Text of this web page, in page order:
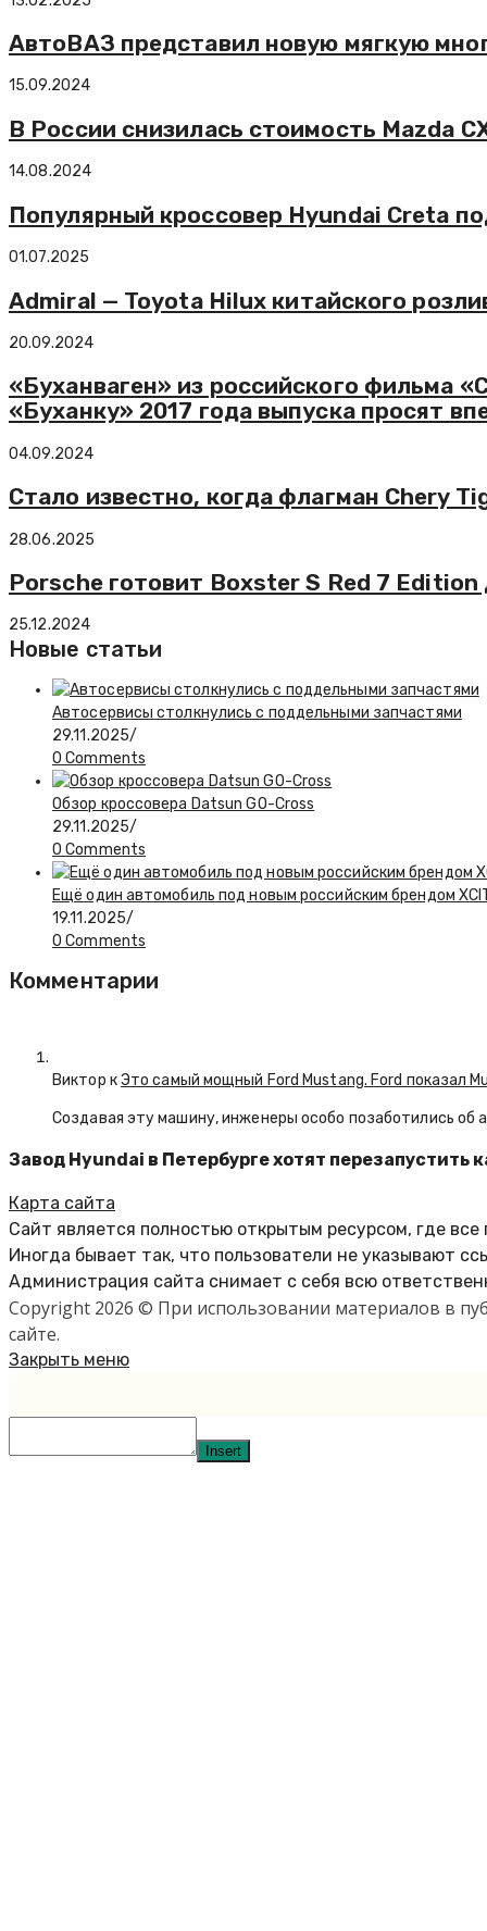
АвтоВАЗ представил новую мягкую
15.09.2024
В России снизилась стоимость Mazda
14.08.2024
Популярный кроссовер Hyundai Creta
01.07.2025
Admiral — Toyota Hilux китайского
20.09.2024
«Буханваген» из российского фильма
«Буханку» 2017 года выпуска просят
04.09.2024
Стало известно, когда флагман Chery
28.06.2025
Porsche готовит Boxster S Red 7
25.12.2024
Новые статьи
Автосервисы столкнулись с поддельными запчастями
29.11.2025/
0 Comments
Обзор кроссовера Datsun GO-Cross
29.11.2025/
0 Comments
Ещё один автомобиль под новым российским брендом
19.11.2025/
0 Comments
Комментарии
Виктор кЭто самый мощный Ford Mustang. Ford показал
Создавая эту машину, инженеры особо позаботились
Завод Hyundai в Петербурге хотят перезапустить
Карта сайта
Сайт является полностью открытым ресурсом, где
Иногда бывает так, что пользователи не указывают
Администрация сайта снимает с себя всю
Copyright 2026 © При использовании материалов в
сайте.
Закрыть меню
Insert